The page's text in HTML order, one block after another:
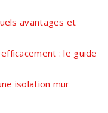
avantages et
: le guide
isolation mur